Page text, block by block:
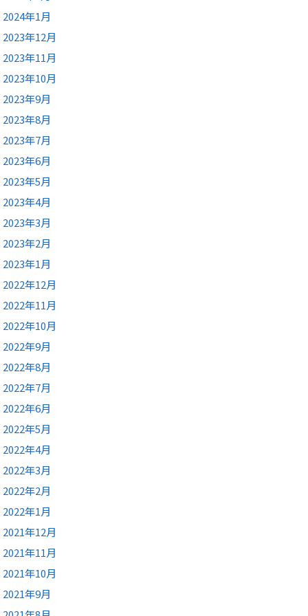
2024年1月
2023年12月
2023年11月
2023年10月
2023年9月
2023年8月
2023年7月
2023年6月
2023年5月
2023年4月
2023年3月
2023年2月
2023年1月
2022年12月
2022年11月
2022年10月
2022年9月
2022年8月
2022年7月
2022年6月
2022年5月
2022年4月
2022年3月
2022年2月
2022年1月
2021年12月
2021年11月
2021年10月
2021年9月